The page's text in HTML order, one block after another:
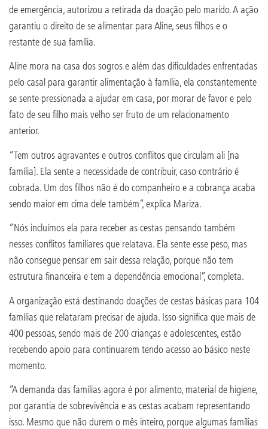
de emergência, autorizou a retirada da doação pelo marido. A ação
garantiu o direito de se alimentar para Aline, seus filhos e o
restante de sua família.
Aline mora na casa dos sogros e além das dificuldades enfrentadas
pelo casal para garantir alimentação à família, ela constantemente
se sente pressionada a ajudar em casa, por morar de favor e pelo
fato de seu filho mais velho ser fruto de um relacionamento
anterior.
“Tem outros agravantes e outros conflitos que circulam ali [na
família]. Ela sente a necessidade de contribuir, caso contrário é
cobrada. Um dos filhos não é do companheiro e a cobrança acaba
sendo maior em cima dele também”, explica Mariza.
“Nós incluímos ela para receber as cestas pensando também
nesses conflitos familiares que relatava. Ela sente esse peso, mas
não consegue pensar em sair dessa relação, porque não tem
estrutura financeira e tem a dependência emocional”, completa.
A organização está destinando doações de cestas básicas para 104
famílias que relataram precisar de ajuda. Isso significa que mais de
400 pessoas, sendo mais de 200 crianças e adolescentes, estão
recebendo apoio para continuarem tendo acesso ao básico neste
momento.
“A demanda das famílias agora é por alimento, material de higiene,
por garantia de sobrevivência e as cestas acabam representando
isso. Mesmo que não durem o mês inteiro, porque algumas famílias